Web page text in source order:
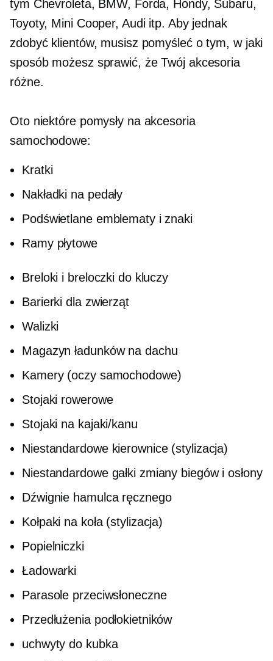
tym Chevroleta, BMW, Forda, Hondy, Subaru,
Toyoty, Mini Cooper, Audi itp. Aby jednak
zdobyć klientów, musisz pomyśleć o tym, w jaki
sposób możesz sprawić, że Twój akcesoria
różne.
Oto niektóre pomysły na akcesoria
samochodowe:
Kratki
Nakładki na pedały
Podświetlane emblematy i znaki
Ramy płytowe
Breloki i breloczki do kluczy
Barierki dla zwierząt
Walizki
Magazyn ładunków na dachu
Kamery (oczy samochodowe)
Stojaki rowerowe
Stojaki na kajaki/kanu
Niestandardowe kierownice (stylizacja)
Niestandardowe gałki zmiany biegów i osłony
Dźwignie hamulca ręcznego
Kołpaki na koła (stylizacja)
Popielniczki
Ładowarki
Parasole przeciwsłoneczne
Przedłużenia podłokietników
uchwyty do kubka